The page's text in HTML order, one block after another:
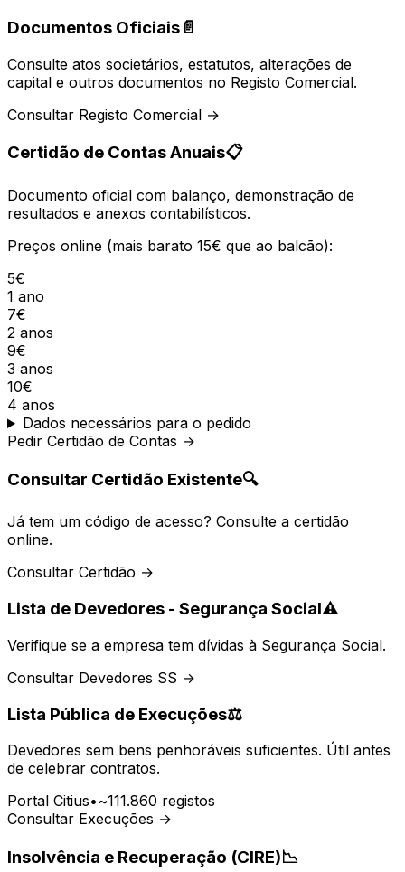
Documentos Oficiais📄
Consulte atos societários, estatutos, alterações de
capital e outros documentos no Registo Comercial.
Consultar Registo Comercial →
Certidão de Contas Anuais📋
Documento oficial com balanço, demonstração de
resultados e anexos contabilísticos.
Preços online (mais barato 15€ que ao balcão):
5€
1 ano
7€
2 anos
9€
3 anos
10€
4 anos
Dados necessários para o pedido
Pedir Certidão de Contas →
Consultar Certidão Existente🔍
Já tem um código de acesso? Consulte a certidão
online.
Consultar Certidão →
Lista de Devedores - Segurança Social⚠️
Verifique se a empresa tem dívidas à Segurança Social.
Consultar Devedores SS →
Lista Pública de Execuções⚖️
Devedores sem bens penhoráveis suficientes. Útil antes
de celebrar contratos.
Portal Citius•~111.860 registos
Consultar Execuções →
Insolvência e Recuperação (CIRE)📉